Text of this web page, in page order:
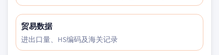
贸易数据
进出口量、HS编码及海关记录